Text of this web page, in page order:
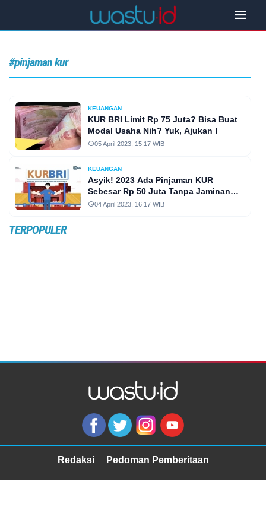
#pinjaman kur
KEUANGAN
KUR BRI Limit Rp 75 Juta? Bisa Buat
Modal Usaha Nih? Yuk, Ajukan !
05 April 2023, 15:17 WIB
KEUANGAN
Asyik! 2023 Ada Pinjaman KUR
Sebesar Rp 50 Juta Tanpa Jaminan
dari BRI, Siapkan KTP, Begini Caranya
04 April 2023, 16:17 WIB
TERPOPULER
Redaksi Pedoman Pemberitaan